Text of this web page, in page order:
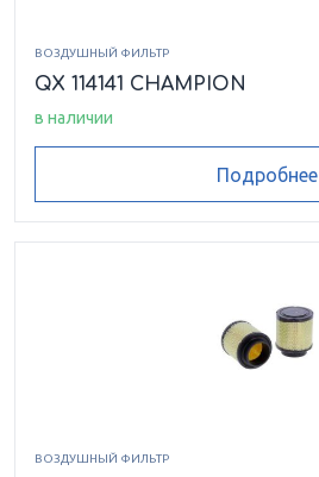
ВОЗДУШНЫЙ ФИЛЬТР
QX 114141 CHAMPION
в наличии
Подробнее
ВОЗДУШНЫЙ ФИЛЬТР